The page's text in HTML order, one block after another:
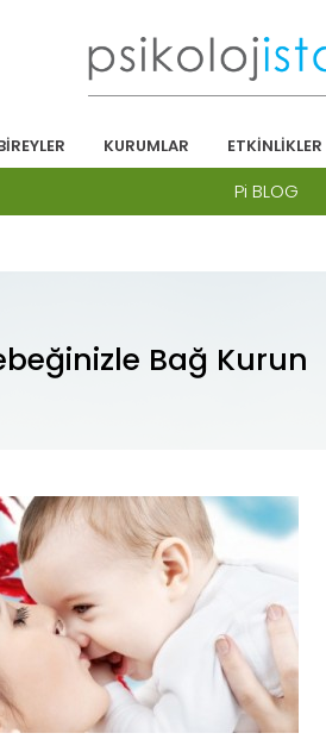
KURUMLAR ETKİNLİKLER
Pi BLOG
Bağ Kurun